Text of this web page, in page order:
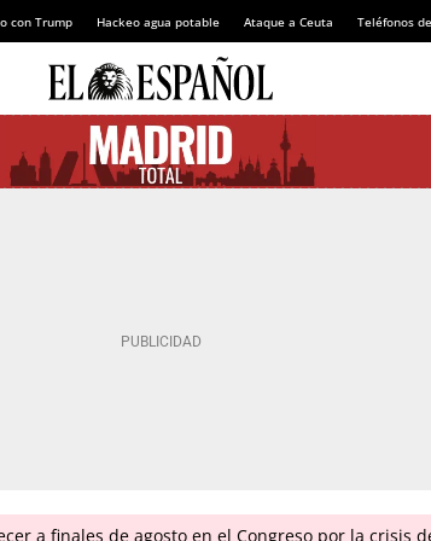
con Trump Hackeo agua potable Ataque a Ceuta Teléfonos
a finales de agosto en el Congreso por la crisis